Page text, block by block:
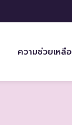
ความช่วยเหลือ